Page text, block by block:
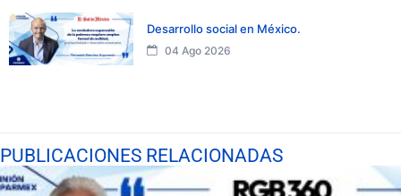
Desarrollo social en México.
04 Ago 2026
PUBLICACIONES RELACIONADAS